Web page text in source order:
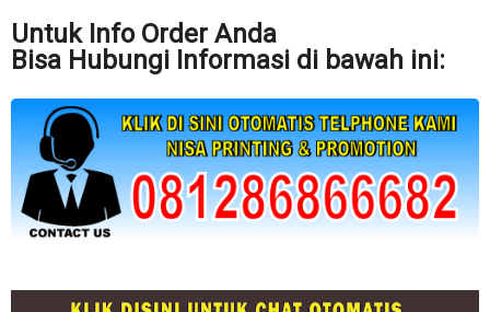
Untuk Info Order Anda
Bisa Hubungi Informasi di bawah ini: